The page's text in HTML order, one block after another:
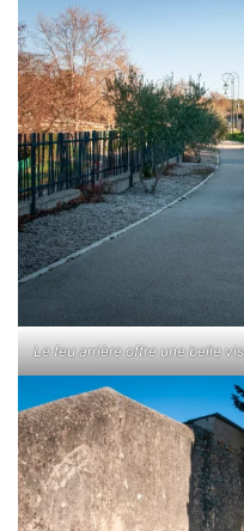
Le feu arrière offre une belle